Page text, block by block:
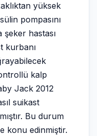
yüksek
pompasını
hastası
kurbanı
kalp
Jack 2012
suikast
Bu durum
konu edinmiştir.